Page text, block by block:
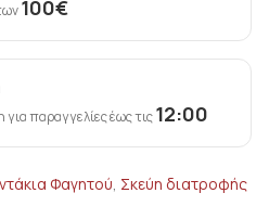
100€
παραγγελίες έως τις12:00
Φαγητού, Σκεύη διατροφής